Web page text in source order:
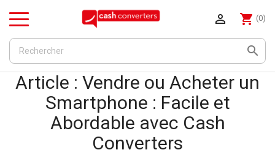

shopping_cart (0)

Menu
Article : Vendre ou Acheter un
Smartphone : Facile et
Abordable avec Cash
Converters